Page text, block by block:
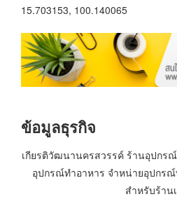
15.703153, 100.140065
ข้อมูลธุรกิจ
เกียรติวัฒนานครสวรรค์ ร้านอุปกร
อุปกรณ์ทำอาหาร จำหน่ายอุปกรณ์
สำหรับร้าน